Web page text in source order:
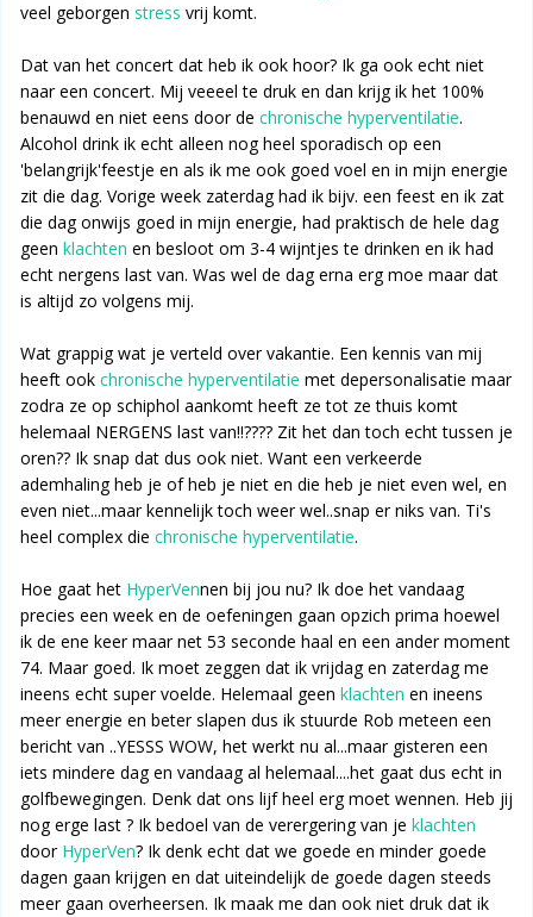
veel geborgen stress vrij komt.
Dat van het concert dat heb ik ook hoor? Ik ga ook echt niet
naar een concert. Mij veeeel te druk en dan krijg ik het 100%
benauwd en niet eens door de chronische hyperventilatie.
Alcohol drink ik echt alleen nog heel sporadisch op een
'belangrijk'feestje en als ik me ook goed voel en in mijn energie
zit die dag. Vorige week zaterdag had ik bijv. een feest en ik zat
die dag onwijs goed in mijn energie, had praktisch de hele dag
geen klachten en besloot om 3-4 wijntjes te drinken en ik had
echt nergens last van. Was wel de dag erna erg moe maar dat
is altijd zo volgens mij.
Wat grappig wat je verteld over vakantie. Een kennis van mij
heeft ook chronische hyperventilatie met depersonalisatie maar
zodra ze op schiphol aankomt heeft ze tot ze thuis komt
helemaal NERGENS last van!!???? Zit het dan toch echt tussen je
oren?? Ik snap dat dus ook niet. Want een verkeerde
ademhaling heb je of heb je niet en die heb je niet even wel, en
even niet...maar kennelijk toch weer wel..snap er niks van. Ti's
heel complex die chronische hyperventilatie.
Hoe gaat het HyperVennen bij jou nu? Ik doe het vandaag
precies een week en de oefeningen gaan opzich prima hoewel
ik de ene keer maar net 53 seconde haal en een ander moment
74. Maar goed. Ik moet zeggen dat ik vrijdag en zaterdag me
ineens echt super voelde. Helemaal geen klachten en ineens
meer energie en beter slapen dus ik stuurde Rob meteen een
bericht van ..YESSS WOW, het werkt nu al...maar gisteren een
iets mindere dag en vandaag al helemaal....het gaat dus echt in
golfbewegingen. Denk dat ons lijf heel erg moet wennen. Heb jij
nog erge last ? Ik bedoel van de verergering van je klachten
door HyperVen? Ik denk echt dat we goede en minder goede
dagen gaan krijgen en dat uiteindelijk de goede dagen steeds
meer gaan overheersen. Ik maak me dan ook niet druk dat ik